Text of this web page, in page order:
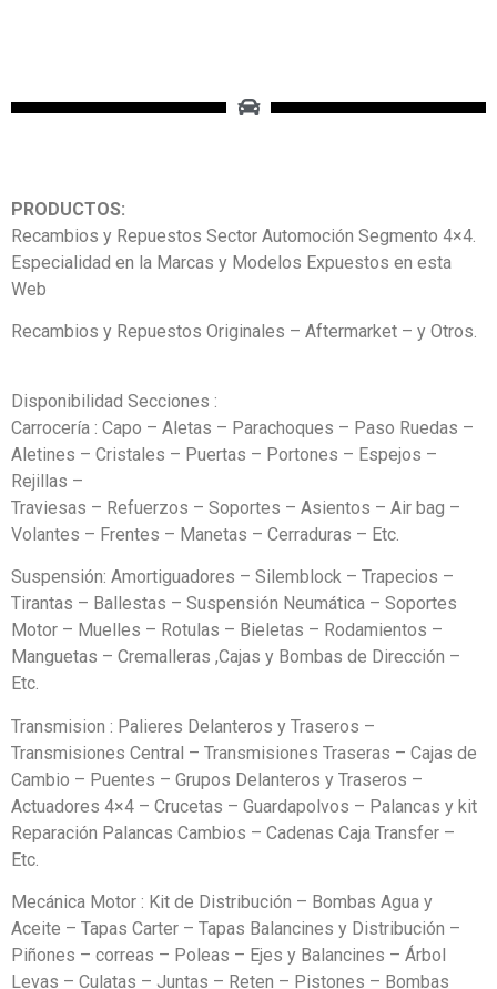
PRODUCTOS:
Recambios y Repuestos Sector Automoción Segmento 4×4.
Especialidad en la Marcas y Modelos Expuestos en esta
Web
Recambios y Repuestos Originales – Aftermarket – y Otros.
Disponibilidad Secciones :
Carrocería : Capo – Aletas – Parachoques – Paso Ruedas –
Aletines – Cristales – Puertas – Portones – Espejos –
Rejillas –
Traviesas – Refuerzos – Soportes – Asientos – Air bag –
Volantes – Frentes – Manetas – Cerraduras – Etc.
Suspensión: Amortiguadores – Silemblock – Trapecios –
Tirantas – Ballestas – Suspensión Neumática – Soportes
Motor – Muelles – Rotulas – Bieletas – Rodamientos –
Manguetas – Cremalleras ,Cajas y Bombas de Dirección –
Etc.
Transmision : Palieres Delanteros y Traseros –
Transmisiones Central – Transmisiones Traseras – Cajas de
Cambio – Puentes – Grupos Delanteros y Traseros –
Actuadores 4×4 – Crucetas – Guardapolvos – Palancas y kit
Reparación Palancas Cambios – Cadenas Caja Transfer –
Etc.
Mecánica Motor : Kit de Distribución – Bombas Agua y
Aceite – Tapas Carter – Tapas Balancines y Distribución –
Piñones – correas – Poleas – Ejes y Balancines – Árbol
Levas – Culatas – Juntas – Reten – Pistones – Bombas